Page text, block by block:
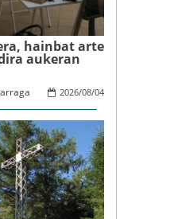
hainbat arte
aukeran
2026/08/04